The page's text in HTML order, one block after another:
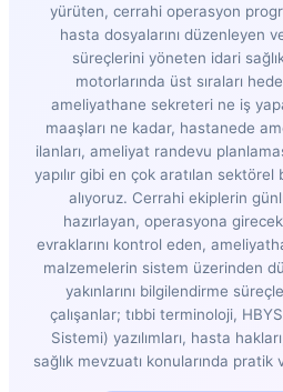
yürüten, cerrahi operasyon
hasta dosyalarını düzenleyen
süreçlerini yöneten idari
motorlarında üst sıraları
ameliyathane sekreteri ne iş
maaşları ne kadar, hastanede
ilanları, ameliyat randevu
yapılır gibi en çok aratılan sektörel
alıyoruz. Cerrahi ekiplerin
hazırlayan, operasyona
evraklarını kontrol eden,
malzemelerin sistem üzerinden
yakınlarını bilgilendirme
çalışanlar; tıbbi terminoloji,
Sistemi) yazılımları, hasta
sağlık mevzuatı konularında